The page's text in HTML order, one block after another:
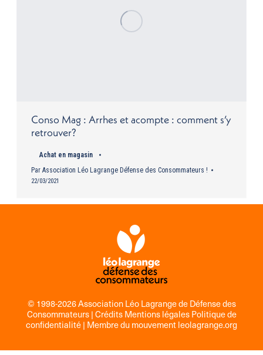
Conso Mag : Arrhes et acompte : comment s’y
retrouver?
Achat en magasin
Par Association Léo Lagrange Défense des Consommateurs !
22/03/2021
© 1998-2026 Association Léo Lagrange de Défense des
Consommateurs | Crédits Mentions légales Politique de
confidentialité | Membre du mouvement leolagrange.org